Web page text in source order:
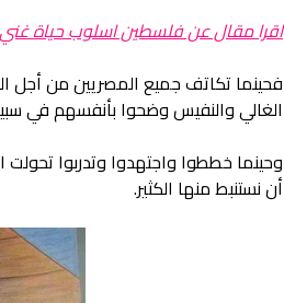
اقرا مقال عن فلسطين اسلوب حياة
فحينما تكاتف جميع المصريين من أجل
الغالي والنفيس وضحوا بأنفسهم في
وحينما خططوا واجتهدوا وتدربوا
أن نستنبط منها الكثير.